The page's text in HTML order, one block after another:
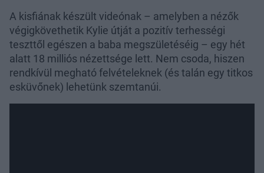
A kisfiának készült videónak – amelyben a nézők
végigkövethetik Kylie útját a pozitív terhességi
teszttől egészen a baba megszületéséig – egy hét
alatt 18 milliós nézettsége lett. Nem csoda, hiszen
rendkívül megható felvételeknek (és talán egy titkos
esküvőnek) lehetünk szemtanúi.